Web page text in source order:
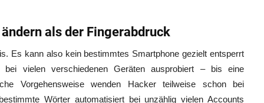
als der Fingerabdruck
Es kann also kein bestimmtes Smartphone gezielt entsperrt
vielen verschiedenen Geräten ausprobiert – bis eine
Vorgehensweise wenden Hacker teilweise schon bei
Wörter automatisiert bei unzählig vielen Accounts